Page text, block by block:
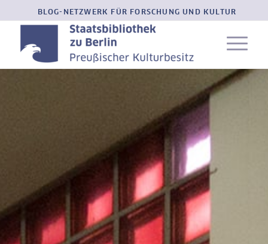
BLOG-NETZWERK FÜR FORSCHUNG UND KULTUR